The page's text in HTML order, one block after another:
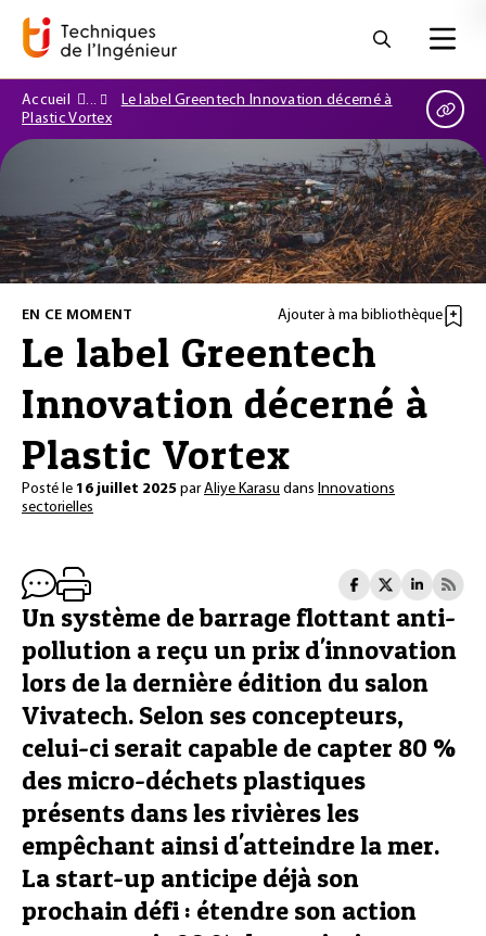
Accueil
Le label Greentech Innovation décerné à
Plastic Vortex
EN CE MOMENT Ajouter à ma bibliothèque
Le label Greentech
Innovation décerné à
Plastic Vortex
Posté le 16 juillet 2025 parAliye Karasu dans Innovations
sectorielles
Un système de barrage flottant anti-
pollution a reçu un prix d'innovation
lors de la dernière édition du salon
Vivatech. Selon ses concepteurs,
celui-ci serait capable de capter 80 %
des micro-déchets plastiques
présents dans les rivières les
empêchant ainsi d'atteindre la mer.
La start-up anticipe déjà son
prochain défi : étendre son action